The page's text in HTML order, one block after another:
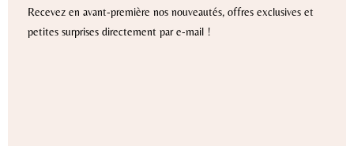
Recevez en avant-première nos nouveautés, offres exclusives et
petites surprises directement par e-mail !